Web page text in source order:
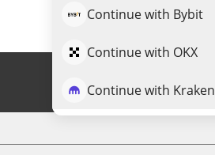
Continue with Bybit
Continue with OKX
Continue with Kraken
Trade de GROKIUS